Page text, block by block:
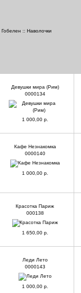
Гобелен :: Наволочки
Девушки мира (Рим)
0000134
1 000,00 р.
Кафе Незнакомка
0000140
1 000,00 р.
Красотка Париж
000138
1 650,00 р.
Леди Лето
0000143
1 000,00 р.